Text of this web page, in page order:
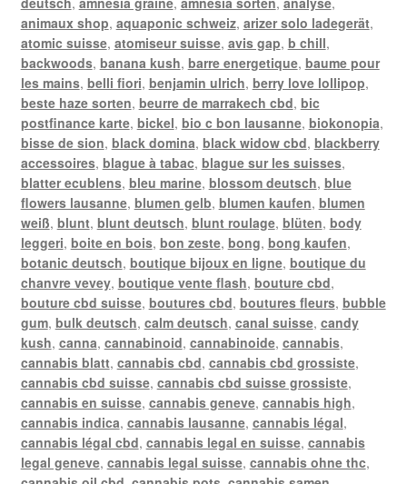
animaux shop, aquaponic schweiz, arizer solo ladegerät,
atomic suisse, atomiseur suisse, avis gap, b chill,
backwoods, banana kush, barre energetique, baume pour
les mains, belli fiori, benjamin ulrich, berry love lollipop,
beste haze sorten, beurre de marrakech cbd, bic
postfinance karte, bickel, bio c bon lausanne, biokonopia,
bisse de sion, black domina, black widow cbd, blackberry
accessoires, blague à tabac, blague sur les suisses,
blatter ecublens, bleu marine, blossom deutsch, blue
flowers lausanne, blumen gelb, blumen kaufen, blumen
weiß, blunt, blunt deutsch, blunt roulage, blüten, body
leggeri, boite en bois, bon zeste, bong, bong kaufen,
botanic deutsch, boutique bijoux en ligne, boutique du
chanvre vevey, boutique vente flash, bouture cbd,
bouture cbd suisse, boutures cbd, boutures fleurs, bubble
gum, bulk deutsch, calm deutsch, canal suisse, candy
kush, canna, cannabinoid, cannabinoide, cannabis,
cannabis blatt, cannabis cbd, cannabis cbd grossiste,
cannabis cbd suisse, cannabis cbd suisse grossiste,
cannabis en suisse, cannabis geneve, cannabis high,
cannabis indica, cannabis lausanne, cannabis légal,
cannabis légal cbd, cannabis legal en suisse, cannabis
legal geneve, cannabis legal suisse, cannabis ohne thc,